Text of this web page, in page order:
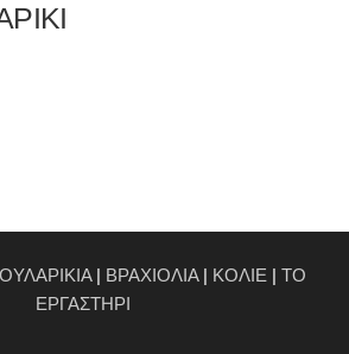
| ΒΡΑΧΙΟΛΙΑ| ΚΟΛΙΕ | ΤΟ
ΕΡΓΑΣΤΗΡΙ